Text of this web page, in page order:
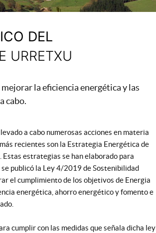
DEL
URRETXU
la eficiencia energética y las
cabo.
a cabo numerosas acciones en materia
recientes son la Estrategia Energética de
estrategias se han elaborado para
publicó la Ley 4/2019 de Sostenibilidad
el cumplimiento de los objetivos de Energia
energética, ahorro energético y fomento e
cumplir con las medidas que señala dicha ley